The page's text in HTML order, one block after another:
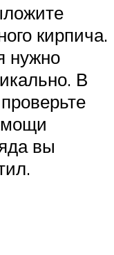
кирпича.
нужно
В
вы